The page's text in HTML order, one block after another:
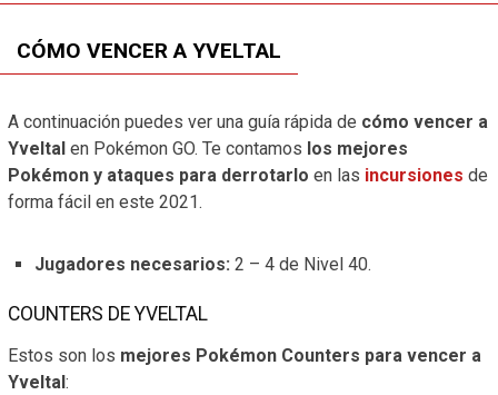
CÓMO VENCER A YVELTAL
A continuación puedes ver una guía rápida de cómo vencer a
Yveltal en Pokémon GO. Te contamos los mejores
Pokémon y ataques para derrotarlo en las incursiones de
forma fácil en este 2021.
Jugadores necesarios: 2 – 4 de Nivel 40.
COUNTERS DE YVELTAL
Estos son los mejores Pokémon Counters para vencer a
Yveltal: